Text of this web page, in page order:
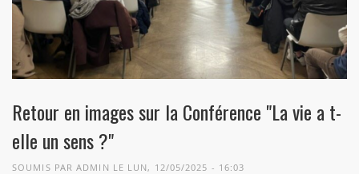
Retour en images sur la Conférence "La vie a t-
elle un sens ?"
SOUMIS PARADMIN LE LUN, 12/05/2025 - 16:03